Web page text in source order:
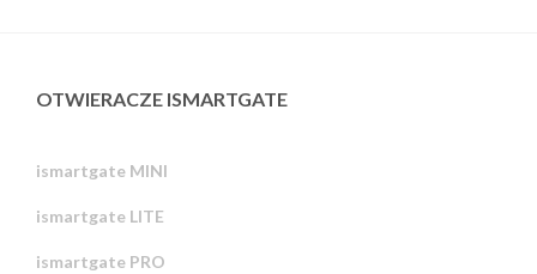
OTWIERACZE ISMARTGATE
ismartgate MINI
ismartgate LITE
ismartgate PRO